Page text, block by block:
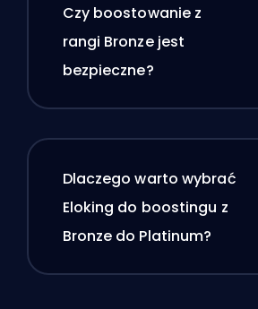
Czy boostowanie z
rangi Bronze jest
bezpieczne?
Dlaczego warto wybrać
Eloking do boostingu z
Bronze do Platinum?